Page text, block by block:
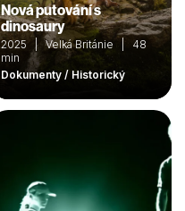
Nová putování s
dinosaury
2025 | Velká Británie | 48
min
Dokumenty / Historický